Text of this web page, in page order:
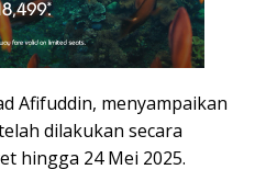
Afifuddin, menyampaikan
dilakukan secara
hingga 24 Mei 2025.